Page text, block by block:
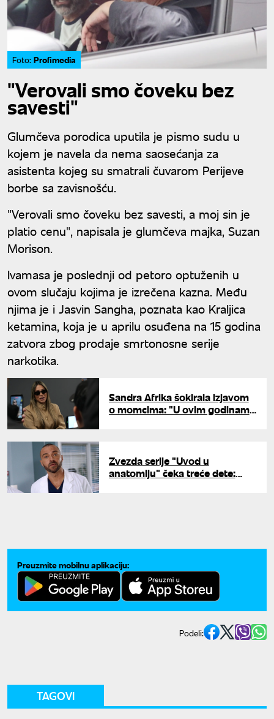
Foto: Profimedia
"Verovali smo čoveku bez
savesti"
Glumčeva porodica uputila je pismo sudu u
kojem je navela da nema saosećanja za
asistenta kojeg su smatrali čuvarom Perijeve
borbe sa zavisnošću.
"Verovali smo čoveku bez savesti, a moj sin je
platio cenu", napisala je glumčeva majka, Suzan
Morison.
Ivamasa je poslednji od petoro optuženih u
ovom slučaju kojima je izrečena kazna. Među
njima je i Jasvin Sangha, poznata kao Kraljica
ketamina, koja je u aprilu osuđena na 15 godina
zatvora zbog prodaje smrtonosne serije
narkotika.
Sandra Afrika šokirala izjavom
o momcima: "U ovim godinama
Zvezda serije "Uvod u
anatomiju" čeka treće dete:
Preuzmite mobilnu aplikaciju:
Podeli:
TAGOVI